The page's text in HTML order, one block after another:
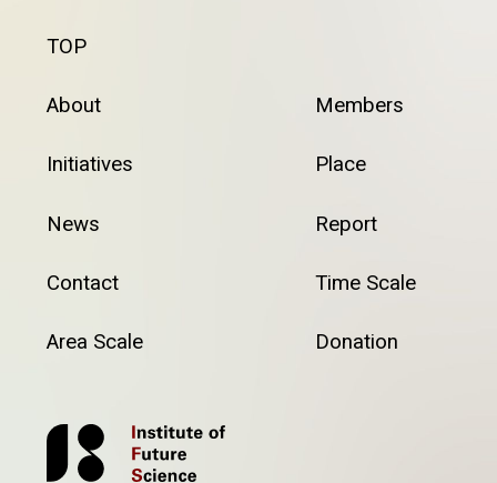
TOP
About Members
Initiatives Place
News Report
Contact Time Scale
Area Scale Donation